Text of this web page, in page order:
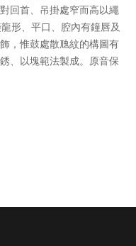
回首、吊掛處窄而高以繩
形、平口、腔內有鐘唇及
，惟鼓處散虺紋的構圖有
、以塊範法製成。原音保